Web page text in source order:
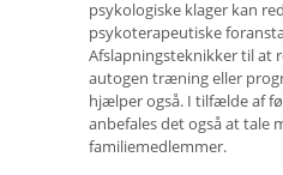
psykologiske klager kan
psykoterapeutiske
Afslapningsteknikker til at
autogen træning eller
hjælper også. I tilfælde af
anbefales det også at tale
familiemedlemmer.